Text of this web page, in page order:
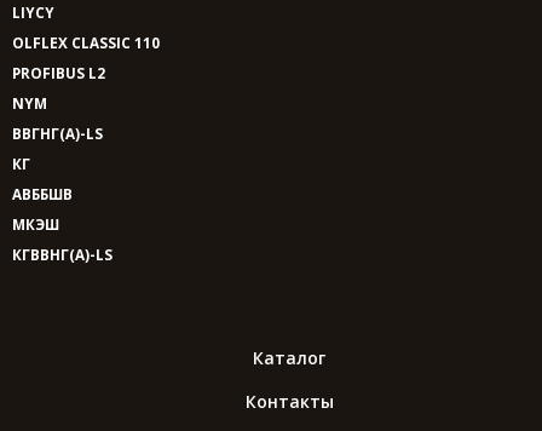
LIYCY
OLFLEX CLASSIC 110
PROFIBUS L2
NYM
ВВГНГ(A)-LS
КГ
АВББШВ
МКЭШ
КГВВНГ(A)-LS
Каталог
Контакты